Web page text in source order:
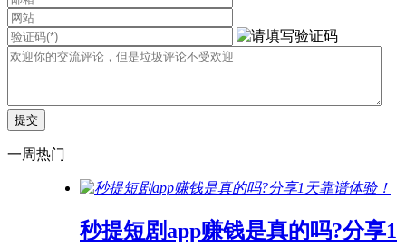
一周热门
秒提短剧app赚钱是真的吗?分享1